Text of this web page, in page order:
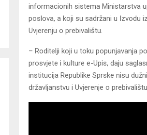
informacionih sistema Ministarstva
poslova, a koji su sadržani u Izvodu
Uvjerenju o prebivalištu.
– Roditelji koji u toku popunjavanja
prosvjete i kulture e-Upis, daju
institucija Republike Sprske nisu
državljanstvu i Uvjerenje o